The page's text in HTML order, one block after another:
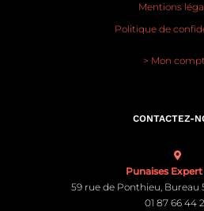
Mentions
Politique de
> Mon
CONTACTEZ-
Punaises
59 rue de Ponthieu, Bureau
01 87 66 44